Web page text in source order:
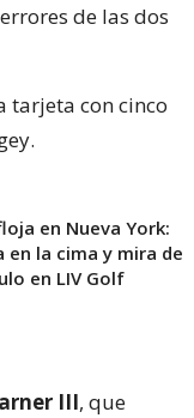
de las dos
tarjeta con cinco
en Nueva York:
en la cima y mira de
en LIV Golf
III, que